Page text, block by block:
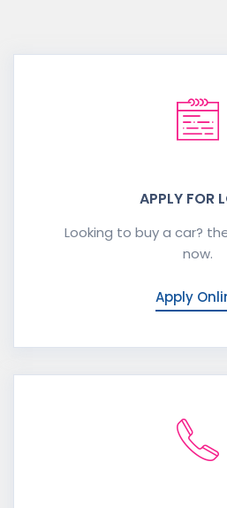
APPLY FOR
Looking to buy a car?
now.
Apply